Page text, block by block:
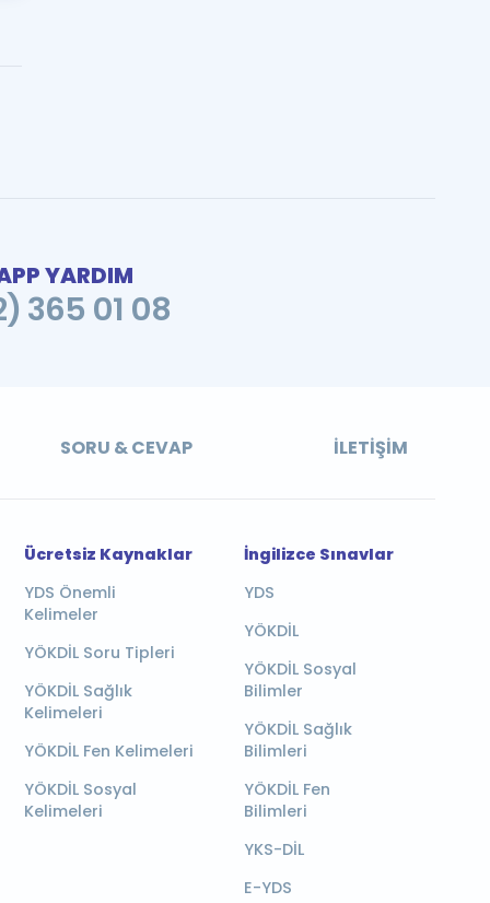
YARDIM
365 01 08
SORU & CEVAP İLETIŞIM
Ücretsiz Kaynaklar
YDS Önemli
Kelimeler
YÖKDİL Soru Tipleri
YÖKDİL Sağlık
Kelimeleri
YÖKDİL Fen Kelimeleri
YÖKDİL Sosyal
Kelimeleri
İngilizce Sınavlar
YDS
YÖKDİL
YÖKDİL Sosyal
Bilimler
YÖKDİL Sağlık
Bilimleri
YÖKDİL Fen
Bilimleri
YKS-DİL
E-YDS